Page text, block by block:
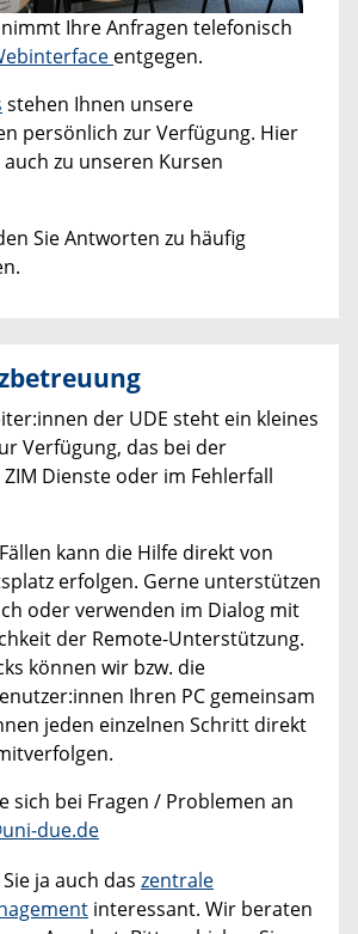
nimmt Ihre Anfragen telefonisch
entgegen.
stehen Ihnen unsere
persönlich zur Verfügung. Hier
zu unseren Kursen
Sie Antworten zu häufig
der UDE steht ein kleines
Verfügung, das bei der
Dienste oder im Fehlerfall
kann die Hilfe direkt von
erfolgen. Gerne unterstützen
oder verwenden im Dialog mit
der Remote-Unterstützung.
können wir bzw. die
Ihren PC gemeinsam
jeden einzelnen Schritt direkt
sich bei Fragen / Problemen an
due.de
ja auch das zentrale
interessant. Wir beraten